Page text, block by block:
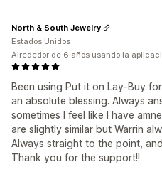
Been using Put it on Lay-Buy
an absolute blessing. Always
sometimes I feel like I have
are slightly similar but Warrin
Always straight to the point,
Thank you for the support!!
North & South Jewelry
Estados Unidos
Alrededor de 6 años usando la